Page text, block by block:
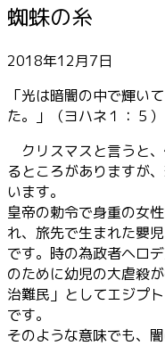
蜘蛛の糸
2018年12月7日
「光は暗闇の中で輝い
た。」（ヨハネ１：５）
クリスマスと言うと
るところがありますが
います。
皇帝の勅令で身重の女
れ、旅先で生まれた嬰
です。時の為政者ヘロ
のために幼児の大虐殺
治難民」としてエジプ
です。
そのような意味でも、